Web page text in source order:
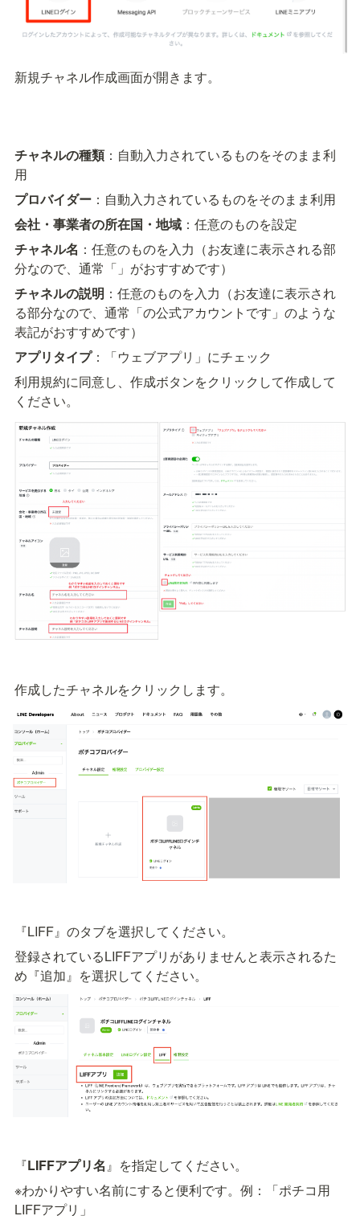
新規チャネル作成画面が開きます。
チャネルの種類：自動入力されているものをそのまま利
用
プロバイダー ：自動入力されているものをそのまま利用
会社・事業者の所在国・地域 ：任意のものを設定
チャネル名 ：任意のものを入力（お友達に表示される部
分なので、通常「 」がおすすめです）
チャネルの説明 ：任意のものを入力（お友達に表示され
る部分なので、通常「の公式アカウントです」のような
表記がおすすめです）
アプリタイプ：「ウェブアプリ」にチェック
利用規約に同意し、作成ボタンをクリックして作成して
ください。
作成したチャネルをクリックします。
『LIFF』のタブを選択してください。
登録されているLIFFアプリがありませんと表示されるた
め『追加』を選択してください。
『LIFFアプリ名 』を指定してください。
※わかりやすい名前にすると便利です。例：「ポチコ用
LIFFアプリ」